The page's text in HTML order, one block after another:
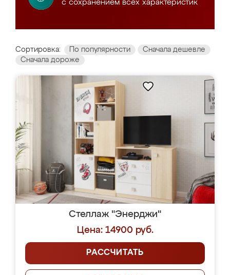
с сохранением всех характеристик
Сортировка: По популярности
Сначала дешевле
Сначала дороже
Стеллаж "Энерджи"
Цена: 14900 руб.
РАССЧИТАТЬ